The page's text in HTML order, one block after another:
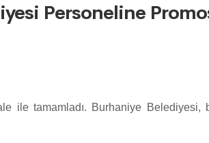
Personeline
ile tamamladı. Burhaniye Belediyesi,